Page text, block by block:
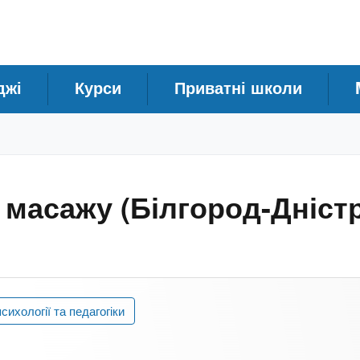
Курси Приватні школи
(Білгород-
та педагогіки